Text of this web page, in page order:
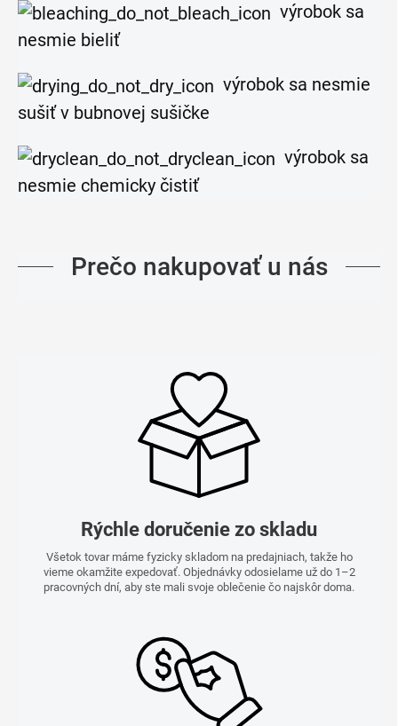
výrobok sa
nesmie bieliť
výrobok sa nesmie
sušiť v bubnovej sušičke
výrobok sa
nesmie chemicky čistiť
Prečo nakupovať u nás
Rýchle doručenie zo skladu
Všetok tovar máme fyzicky skladom na predajniach, takže ho
vieme okamžite expedovať. Objednávky odosielame už do 1–2
pracovných dní, aby ste mali svoje oblečenie čo najskôr doma.